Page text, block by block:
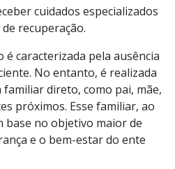
cuidados especializados
recuperação.
é caracterizada pela ausência
No entanto, é realizada
direto, como pai, mãe,
próximos. Esse familiar, ao
base no objetivo maior de
e o bem-estar do ente